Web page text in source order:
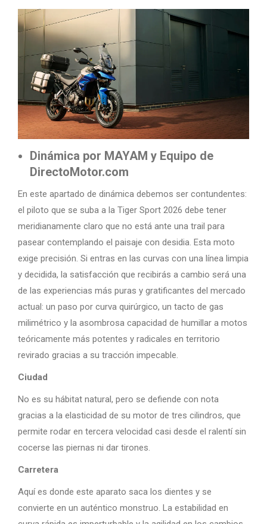
Dinámica por MAYAM y Equipo de
DirectoMotor.com
En este apartado de dinámica debemos ser contundentes:
el piloto que se suba a la Tiger Sport 2026 debe tener
meridianamente claro que no está ante una trail para
pasear contemplando el paisaje con desidia. Esta moto
exige precisión. Si entras en las curvas con una línea limpia
y decidida, la satisfacción que recibirás a cambio será una
de las experiencias más puras y gratificantes del mercado
actual: un paso por curva quirúrgico, un tacto de gas
milimétrico y la asombrosa capacidad de humillar a motos
teóricamente más potentes y radicales en territorio
revirado gracias a su tracción impecable.
Ciudad
No es su hábitat natural, pero se defiende con nota
gracias a la elasticidad de su motor de tres cilindros, que
permite rodar en tercera velocidad casi desde el ralentí sin
cocerse las piernas ni dar tirones.
Carretera
Aquí es donde este aparato saca los dientes y se
convierte en un auténtico monstruo. La estabilidad en